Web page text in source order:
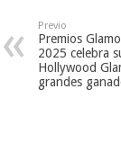
Previo
Premios
2025 celebra
Hollywood
grandes